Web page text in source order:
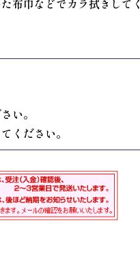
い。
ください。